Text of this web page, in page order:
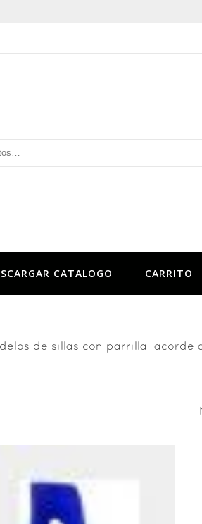
el año ****
CATALOGO CARRITO
de sillas con parrilla acorde